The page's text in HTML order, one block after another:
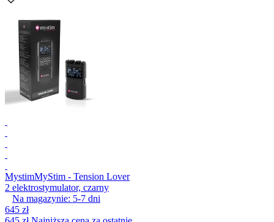
MystimMyStim - Tension Lover
2 elektrostymulator, czarny
Na magazynie: 5-7 dni
645 zł